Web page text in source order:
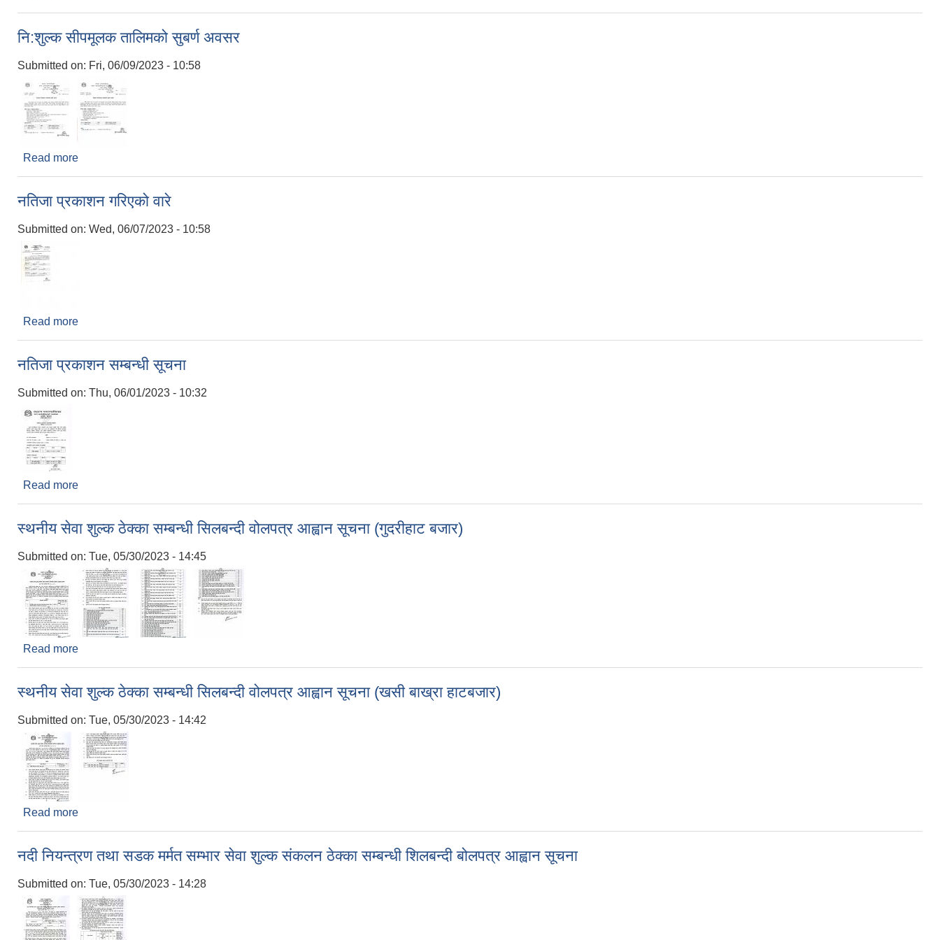
नि:शुल्क सीपमूलक तालिमको सुबर्ण अवसर
Submitted on: Fri, 06/09/2023 - 10:58
Read more
नतिजा प्रकाशन गरिएको वारे
Submitted on: Wed, 06/07/2023 - 10:58
Read more
नतिजा प्रकाशन सम्बन्धी सूचना
Submitted on: Thu, 06/01/2023 - 10:32
Read more
स्थनीय सेवा शुल्क ठेक्का सम्बन्धी सिलबन्दी वोलपत्र आह्वान सूचना (गुदरीहाट बजार)
Submitted on: Tue, 05/30/2023 - 14:45
Read more
स्थनीय सेवा शुल्क ठेक्का सम्बन्धी सिलबन्दी वोलपत्र आह्वान सूचना (खसी बाख्रा हाटबजार)
Submitted on: Tue, 05/30/2023 - 14:42
Read more
नदी नियन्त्रण तथा सडक मर्मत सम्भार सेवा शुल्क संकलन ठेक्का सम्बन्धी शिलबन्दी बोलपत्र आह्वान सूचना
Submitted on: Tue, 05/30/2023 - 14:28